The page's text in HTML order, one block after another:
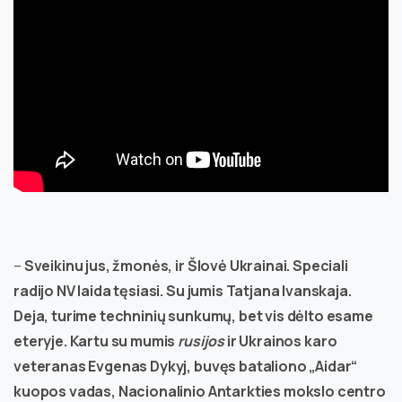
–Sveikinu jus, žmonės, ir Šlovė Ukrainai. Speciali
radijo NV laida tęsiasi. Su jumis Tatjana Ivanskaja.
Deja, turime techninių sunkumų, bet vis dėlto esame
eteryje. Kartu su mumis rusijosir Ukrainos karo
veteranas Evgenas Dykyj, buvęs bataliono „Aidar“
kuopos vadas, Nacionalinio Antarkties mokslo centro